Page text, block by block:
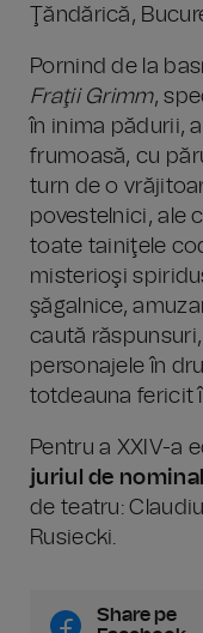
Ţăndărică,
Pornind de la
Fraţii Grimm,
în inima pădurii,
frumoasă, cu
turn de o
povestelnici, ale
toate tainiţele
misterioşi
şăgalnice,
caută
personajele în
totdeauna fericit
Pentru a XXIV-a
juriul de
de teatru:
Rusiecki.
Share pe